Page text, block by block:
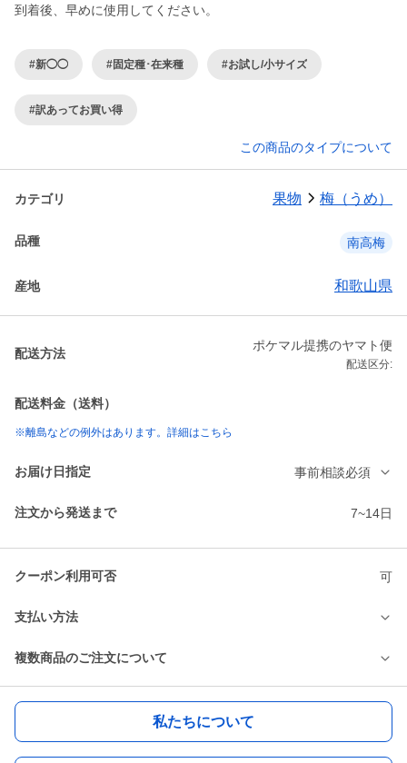
到着後、早めに使用してください。
#新◯◯ #固定種･在来種 #お試し/小サイズ
#訳あってお買い得
この商品のタイプについて
カテゴリ 果物 梅（うめ）
品種 南高梅
産地 和歌山県
配送方法
ポケマル提携のヤマト便
配送区分:
配送料金（送料）
※離島などの例外はあります。詳細はこちら
お届け日指定 事前相談必須
注文から発送まで 7~14日
クーポン利用可否 可
支払い方法
複数商品のご注文について
私たちについて